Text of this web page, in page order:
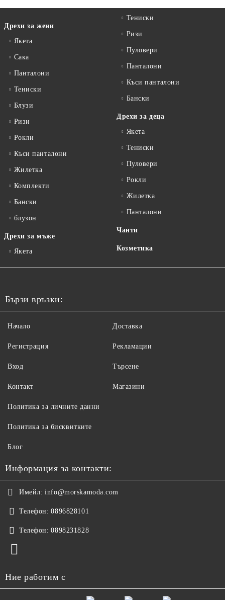
Дрехи за жени
Якета
Сакa
Панталони
Тениски
Блузи
Ризи
Рокли
Къси панталони
Жилетка
Комплекти
Бански
блузон
Дрехи за мъже
Якета
Тениски
Ризи
Пуловери
Панталони
Къси панталони
Бански
Дрехи за деца
Якета
Тениски
Пуловери
Рокли
Жилетка
Панталони
Чанти
Козметика
Бързи връзки:
Начало
Регистрация
Вход
Контакт
Доставка
Рекламации
Търсене
Магазини
Политика за личните данни
Политика за бисквитките
Блог
Информация за контакти:
Имейл: info@morskamoda.com
Телефон: 0896828101
Телефон: 0898231828
Ние работим с